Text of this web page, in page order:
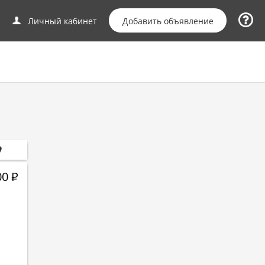
Личный кабинет Добавить объявление
Р